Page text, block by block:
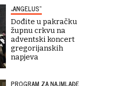
„ANGELUS“
Dođite u pakračku
župnu crkvu na
adventski koncert
gregorijanskih
napjeva
PROGRAM ZA NAJMLAĐE